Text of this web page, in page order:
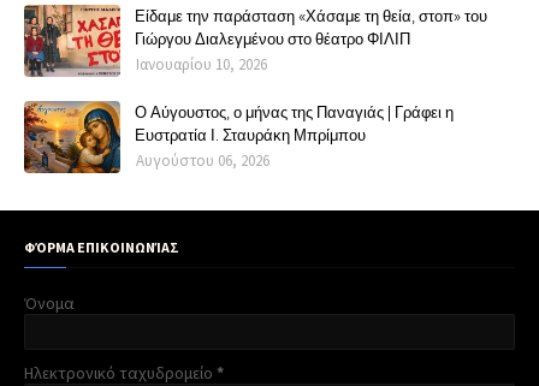
Είδαμε την παράσταση «Χάσαμε τη θεία, στοπ» του
Γιώργου Διαλεγμένου στο θέατρο ΦΙΛΙΠ
Ιανουαρίου 10, 2026
Ο Αύγουστος, ο μήνας της Παναγιάς | Γράφει η
Ευστρατία Ι. Σταυράκη Μπρίμπου
Αυγούστου 06, 2026
ΦΌΡΜΑ ΕΠΙΚΟΙΝΩΝΊΑΣ
Όνομα
Ηλεκτρονικό ταχυδρομείο *